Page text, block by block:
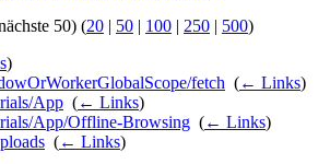
50) (20 | 50 | 100 | 250 | 500)
)
fetch (← Links)
App (← Links)
App/Offline-Browsing (← Links)
(← Links)